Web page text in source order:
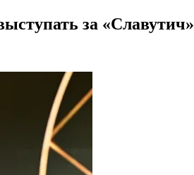
за «Славутич»